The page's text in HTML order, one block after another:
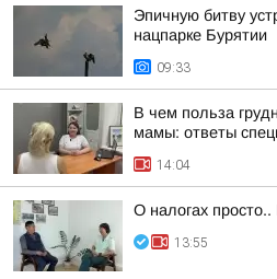
Эпичную битву
нацпарке Бурятии
09:33
В чем польза
мамы: ответы
14:04
О налогах
13:55